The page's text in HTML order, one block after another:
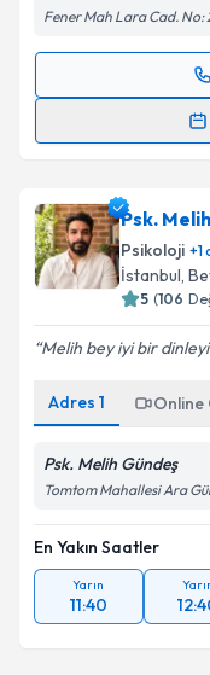
Fener Mah Lara Cad. No:
Randevu
için bir takvim
bilgilendireceğiz.
E-posta
Kişisel
Metni'ni
kapsamda
Psk.
Psikoloji +1
İstanbul,
5 (106
Melih bey iyi bir
Adres 1 Online
Psk. Melih Gündeş
Tomtom Mahallesi Ara
En Yakın Saatler
Yarın
11:40